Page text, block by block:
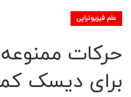
علم فیزیوتراپی
حرکات
برای دیسک